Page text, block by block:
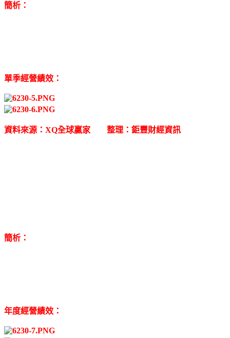
簡析：
單季經營績效：
資料來源：XQ全球贏家 整理：鉅豐財經資訊
簡析：
年度經營績效：